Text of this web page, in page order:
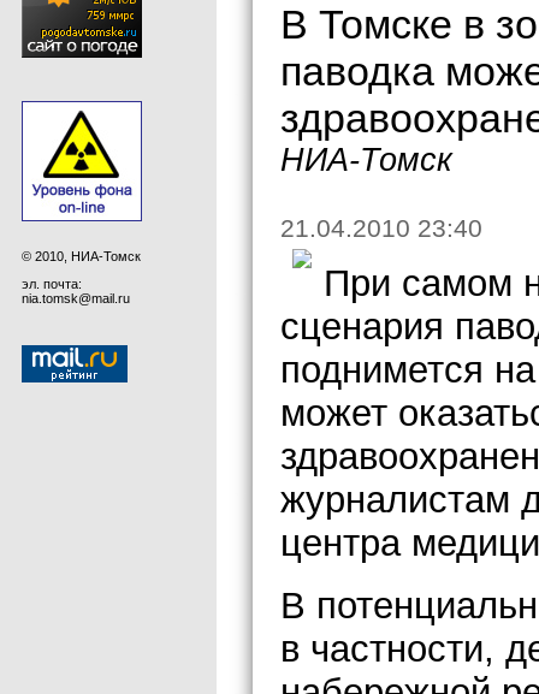
© 2010, НИА-Томск
эл. почта:
nia.tomsk@mail.ru
В Томске в
паводка
НИА-Томск
21.04.2010 23:40
При самом
сценария
поднимется
может
журналистам
центра
В
в частности,